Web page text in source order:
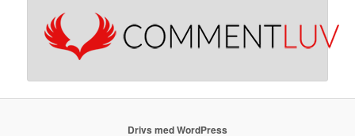
Drivs med WordPress